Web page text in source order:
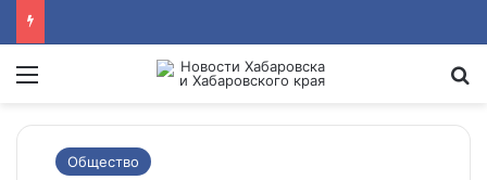
Menu
Общество